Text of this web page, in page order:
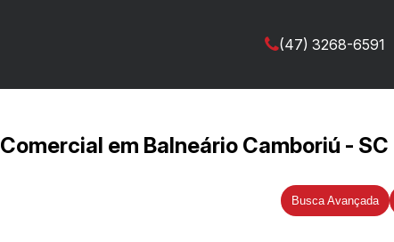
(47) 3268-6591
Comercial em Balneário Camboriú - SC
Busca Avançada